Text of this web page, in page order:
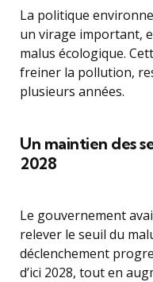
La politique
un virage important,
malus écologique.
freiner la pollution,
plusieurs années.
Un maintien des
2028
Le gouvernement
relever le seuil du
déclenchement
d’ici 2028, tout en